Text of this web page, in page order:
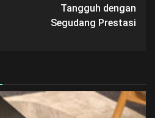
Tangguh dengan
Segudang Prestasi